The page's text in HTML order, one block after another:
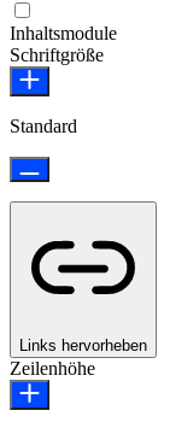
Inhaltsmodule
Schriftgröße
Standard
Links hervorheben
Zeilenhöhe